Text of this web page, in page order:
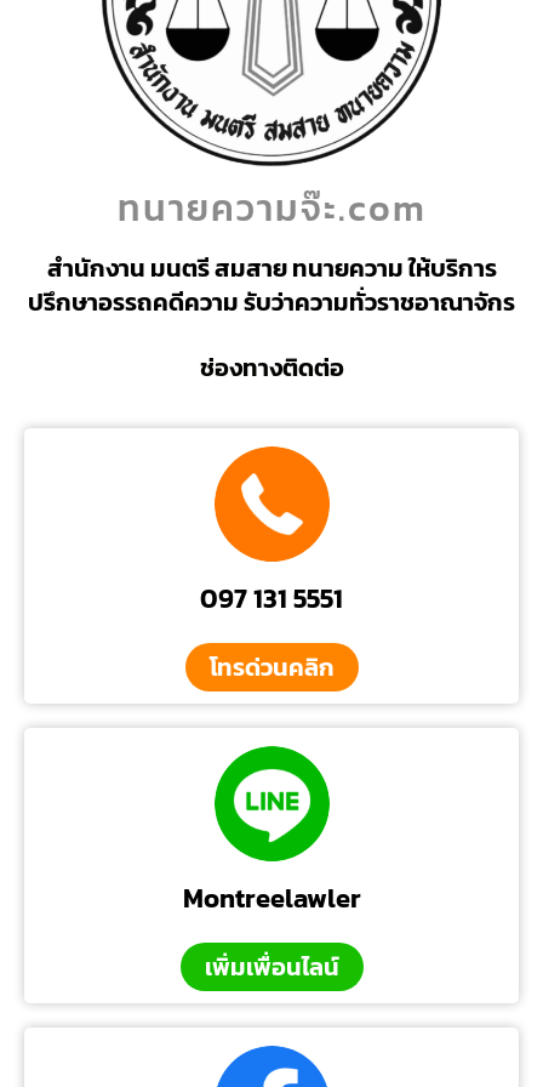
ทนายความจ๊ะ.com
สำนักงาน มนตรี สมสาย ทนายความ ให้บริการ
ปรึกษาอรรถคดีความ รับว่าความทั่วราชอาณาจักร
ช่องทางติดต่อ
097 131 5551
โทรด่วนคลิก
Montreelawler
เพิ่มเพื่อนไลน์